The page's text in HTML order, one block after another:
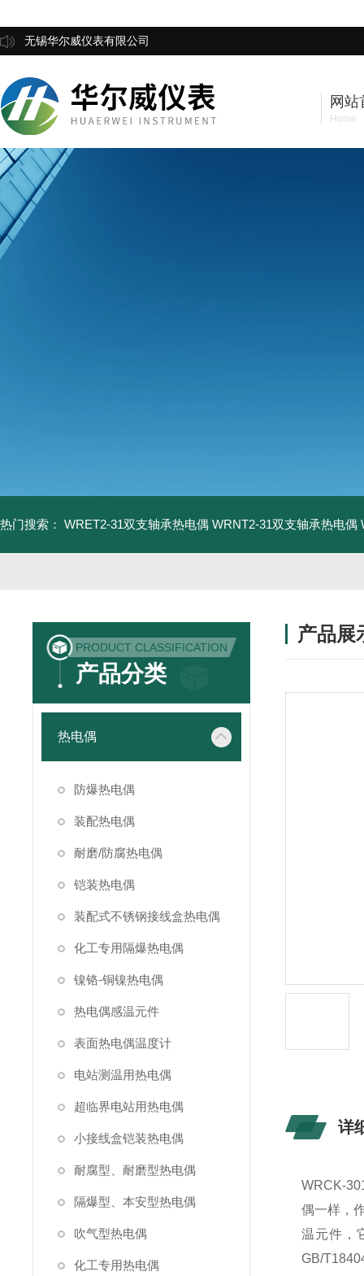
无锡华尔威仪表有限公司
网站
Home
热门搜索： WRET2-31双支轴承热电偶 WRNT2-31双支轴承热电偶
PRODUCT CLASSIFICATION
产品分类
热电偶
防爆热电偶
装配热电偶
耐磨/防腐热电偶
铠装热电偶
装配式不锈钢接线盒热电偶
化工专用隔爆热电偶
镍铬-铜镍热电偶
热电偶感温元件
表面热电偶温度计
电站测温用热电偶
超临界电站用热电偶
小接线盒铠装热电偶
耐腐型、耐磨型热电偶
隔爆型、本安型热电偶
吹气型热电偶
化工专用热电偶
产品展
详
WRCK-
偶一样，
温元件，
GB/